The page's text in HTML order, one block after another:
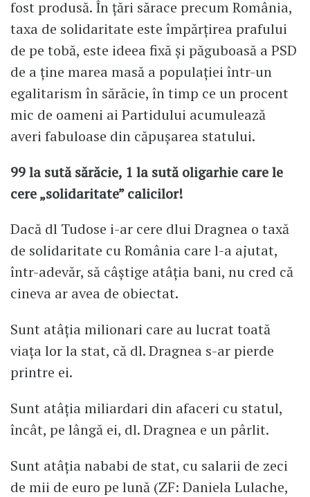
fost produsă. În țări sărace precum România,
taxa de solidaritate este împărțirea prafului
de pe tobă, este ideea fixă și păguboasă a PSD
de a ține marea masă a populației într-un
egalitarism în sărăcie, în timp ce un procent
mic de oameni ai Partidului acumulează
averi fabuloase din căpușarea statului.
99 la sută sărăcie, 1 la sută oligarhie care le
cere „solidaritate” calicilor!
Dacă dl Tudose i-ar cere dlui Dragnea o taxă
de solidaritate cu România care l-a ajutat,
într-adevăr, să câștige atâția bani, nu cred că
cineva ar avea de obiectat.
Sunt atâția milionari care au lucrat toată
viața lor la stat, că dl. Dragnea s-ar pierde
printre ei.
Sunt atâția miliardari din afaceri cu statul,
încât, pe lângă ei, dl. Dragnea e un pârlit.
Sunt atâția nababi de stat, cu salarii de zeci
de mii de euro pe lună (ZF: Daniela Lulache,